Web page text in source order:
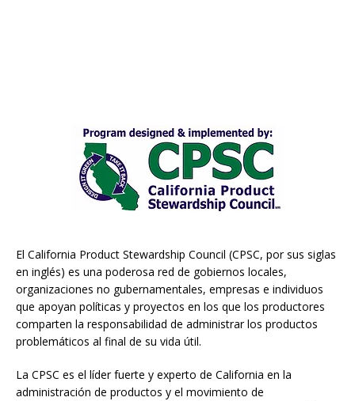
El California Product Stewardship Council (CPSC, por sus siglas
en inglés) es una poderosa red de gobiernos locales,
organizaciones no gubernamentales, empresas e individuos
que apoyan políticas y proyectos en los que los productores
comparten la responsabilidad de administrar los productos
problemáticos al final de su vida útil.
La CPSC es el líder fuerte y experto de California en la
administración de productos y el movimiento de